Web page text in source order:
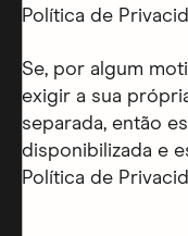
Política de
Se, por algum
exigir a sua
separada, então
disponibilizada e
Política de